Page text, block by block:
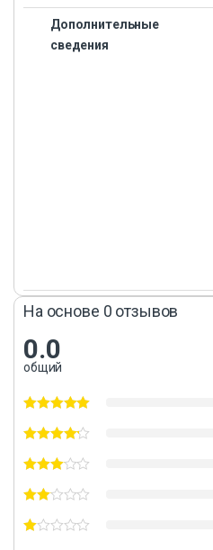
Дополнительные
сведения
На основе 0 отзывов
0.0
общий